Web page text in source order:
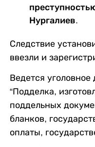
Нургалиев.
Следствие
ввезли и
Ведется
“Подделка,
поддельных
бланков,
оплаты,